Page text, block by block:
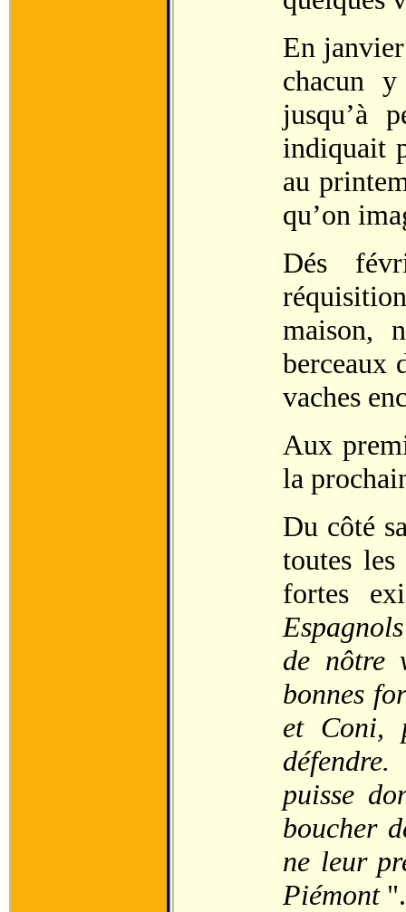
En
chacun
jusqu’à
indiquait
au
qu’on
Dés
maison,
berceaux
vaches
Aux
la
Du côté
toutes les
fortes
de nôtre
bonnes
et Coni,
puisse
boucher
ne leur
Piémont".